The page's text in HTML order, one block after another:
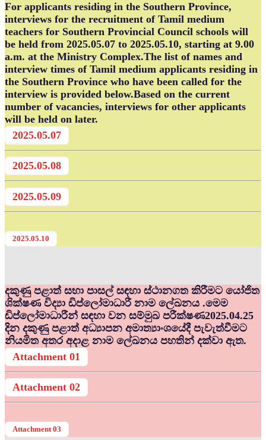
For applicants residing in the Southern Province,
interviews for the recruitment of Tamil medium
teachers for Southern Provincial Council schools will
be held from 2025.05.07 to 2025.05.10, starting at 9.00
a.m. at the Ministry Complex.The list of names and
interview times of Tamil medium applicants residing in
the Southern Province who have been called for the
interview is provided below.Based on the current
number of vacancies, interviews for other applicants
will be held on later.
2025.05.07
2025.05.08
2025.05.09
2025.05.10
දකුණු පළාත් සභා පාසල් සඳහා ස්ථානගත කිරීමට යෝජිත
ශික්ෂණ විද්‍යා ඩිප්ලෝමාධාරී නාම ලේඛනය .මෙම
ඩිප්ලෝමාධාරීන් සඳහා වන සම්මුඛ පරීක්ෂණ2025.04.25
දින දකුණු පළාත් අධ්‍යාපන අමාත්‍යාංශයේදී පැවැත්වීමට
නියමිත අතර අදාළ නාම ලේඛනය පහතින් දක්වා ඇත.
Attachment 01
Attachment 02
Attachment 03